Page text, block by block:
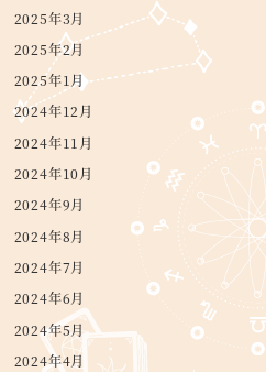
2025年3月
2025年2月
2025年1月
2024年12月
2024年11月
2024年10月
2024年9月
2024年8月
2024年7月
2024年6月
2024年5月
2024年4月